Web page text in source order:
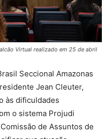
Virtual realizado em 25 de abril
Seccional Amazonas
Jean Cleuter,
às dificuldades
o sistema Projudi
de Assuntos de